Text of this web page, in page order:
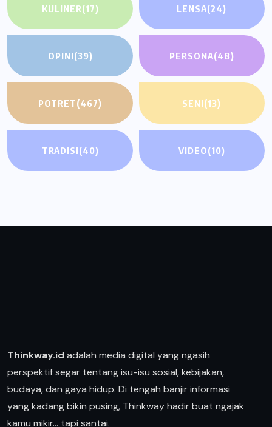
KULINER(17) LENSA(24)
OPINI(39) PERSONA(48)
POTRET(467) SENI(13)
TRADISI(40) VIDEO(10)
Thinkway.id adalah media digital yang ngasih
perspektif segar tentang isu-isu sosial, kebijakan,
budaya, dan gaya hidup. Di tengah banjir informasi
yang kadang bikin pusing, Thinkway hadir buat ngajak
kamu mikir… tapi santai.